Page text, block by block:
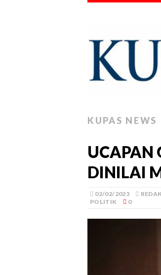
KUPAS NEWS
UCAPAN
DINILAI
02/02/2023
POLITIK
0